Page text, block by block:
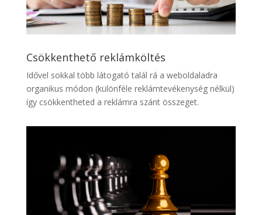
Csökkenthető reklámköltés
Idővel sokkal több látogató talál rá a weboldaladra
organikus módon (különféle reklámtevékenység nélkül)
így csökkentheted a reklámra szánt összeget.